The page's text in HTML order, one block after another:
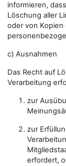
informieren,
Löschung aller
oder von Kopien
c) Ausnahmen
Das Recht auf
Verarbeitung
zur
zur
erfordert,